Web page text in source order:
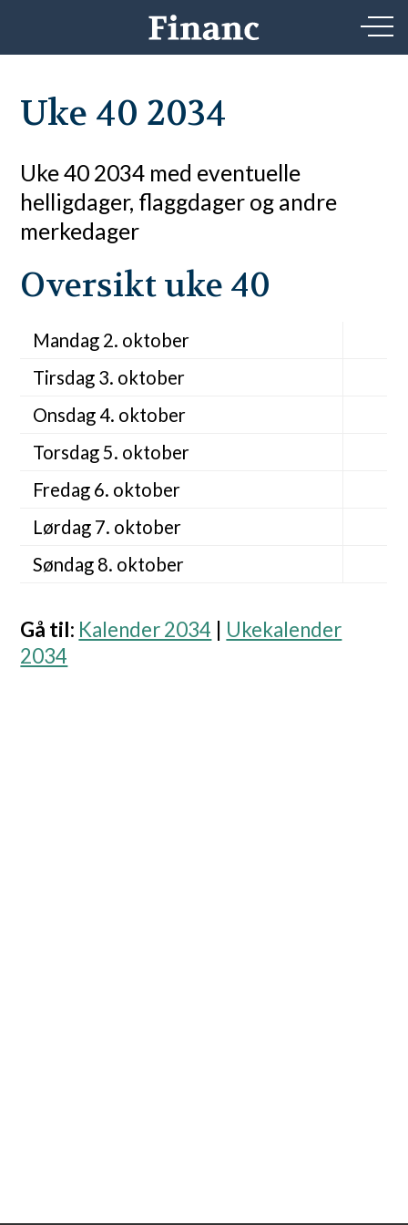
Uke 40 2034
Uke 40 2034 med eventuelle
helligdager, flaggdager og andre
merkedager
Oversikt uke 40
Mandag 2. oktober
Tirsdag 3. oktober
Onsdag 4. oktober
Torsdag 5. oktober
Fredag 6. oktober
Lørdag 7. oktober
Søndag 8. oktober
Gå til: Kalender 2034
Ukekalender
2034